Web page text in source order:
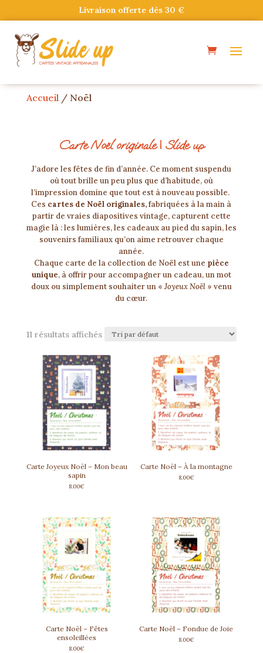
Livraison offerte dès 30 €
Accueil / Noël
Carte Noël originale | Slide up
J’adore les fêtes de fin d’année. Ce moment suspendu
où tout brille un peu plus que d’habitude, où
l’impression domine que tout est à nouveau possible.
Ces cartes de Noël originales,fabriquées à la main à
partir de vraies diapositives vintage, capturent cette
magie là : les lumières, les cadeaux au pied du sapin, les
souvenirs familiaux qu’on aime retrouver chaque
année.
Chaque carte de la collection de Noël est une pièce
unique, à offrir pour accompagner un cadeau, un mot
doux ou simplement souhaiter un « Joyeux Noël» venu
du cœur.
11 résultats affichés
Carte Joyeux Noël – Mon beau
sapin
8.00€
Carte Noël – À la montagne
8.00€
Carte Noël – Fêtes
ensoleillées
8.00€
Carte Noël – Fondue de Joie
8.00€